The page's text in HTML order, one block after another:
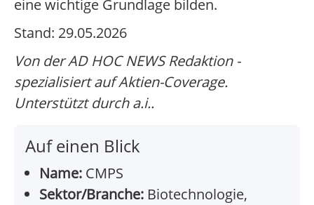
eine wichtige Grundlage bilden.
Stand: 29.05.2026
Von der AD HOC NEWS Redaktion -
spezialisiert auf Aktien-Coverage.
Unterstützt durch a.i..
Auf einen Blick
Name: CMPS
Sektor/Branche: Biotechnologie,